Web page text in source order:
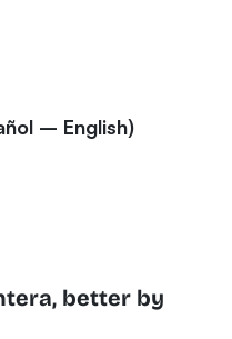
– English)
better by